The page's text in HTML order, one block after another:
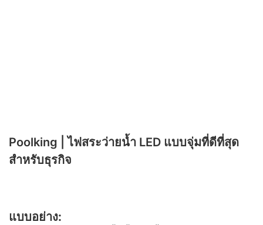
Poolking | ไฟสระว่ายน้ำ LED แบบจุ่มที่ดีที่สุด
สำหรับธุรกิจ
แบบอย่าง: